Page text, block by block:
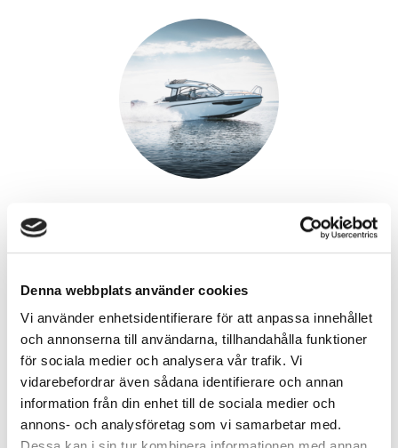
Denna webbplats använder cookies
Vi använder enhetsidentifierare för att anpassa innehållet
och annonserna till användarna, tillhandahålla funktioner
för sociala medier och analysera vår trafik. Vi
vidarebefordrar även sådana identifierare och annan
information från din enhet till de sociala medier och
annons- och analysföretag som vi samarbetar med.